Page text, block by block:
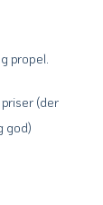
propel.
(der
god)